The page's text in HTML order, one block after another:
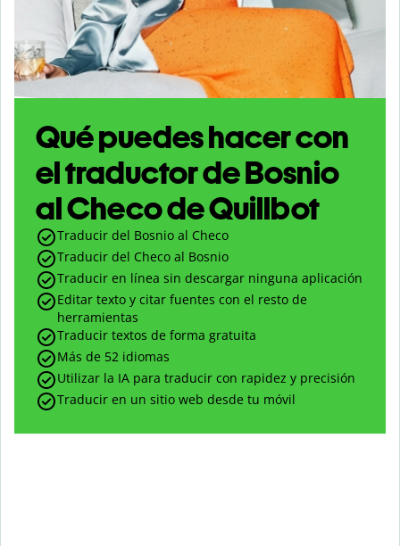
Qué puedes hacer con
el traductor de Bosnio
al Checo de Quillbot
Traducir del Bosnio al Checo
Traducir del Checo al Bosnio
Traducir en línea sin descargar ninguna aplicación
Editar texto y citar fuentes con el resto de
herramientas
Traducir textos de forma gratuita
Más de 52 idiomas
Utilizar la IA para traducir con rapidez y precisión
Traducir en un sitio web desde tu móvil